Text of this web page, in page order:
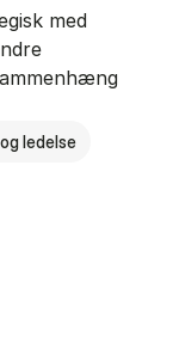
med
ledelse